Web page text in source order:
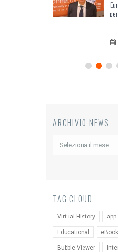
ARCHIVIO NEWS
Archivio
TAG CLOUD
Virtual History app
Educational eBook
Bubble Viewer